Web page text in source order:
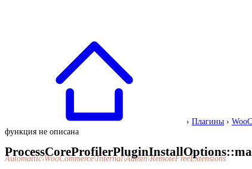
› Плагины ›
функция не описана
Automattic\WooCommerce\Internal\Admin\RemoteFreeExtensions